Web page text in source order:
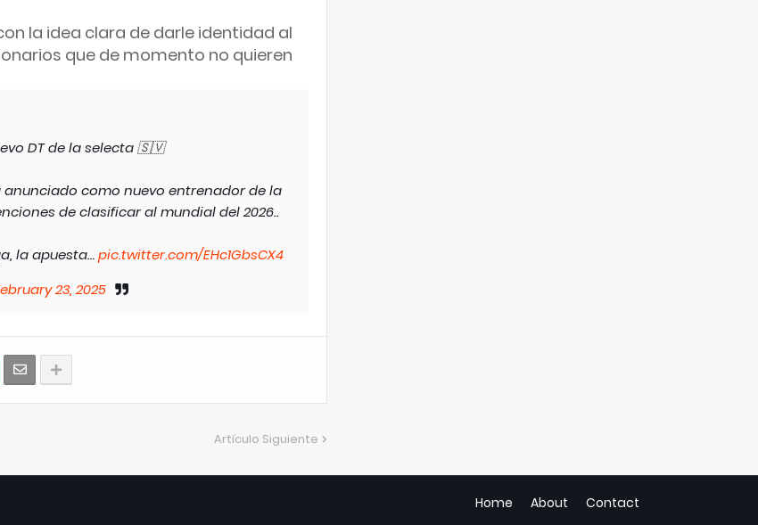
la idea clara de darle identidad al
que de momento no quieren
DT de la selecta 🇸🇻
anunciado como nuevo entrenador de la
de clasificar al mundial del 2026..
la apuesta…pic.twitter.com/EHc1GbsCX4
23, 2025
Artículo Siguiente
Home About Contact